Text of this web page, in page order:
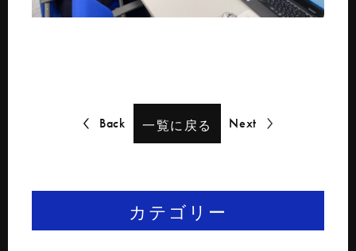
Back 一覧に戻る Next
カテゴリー